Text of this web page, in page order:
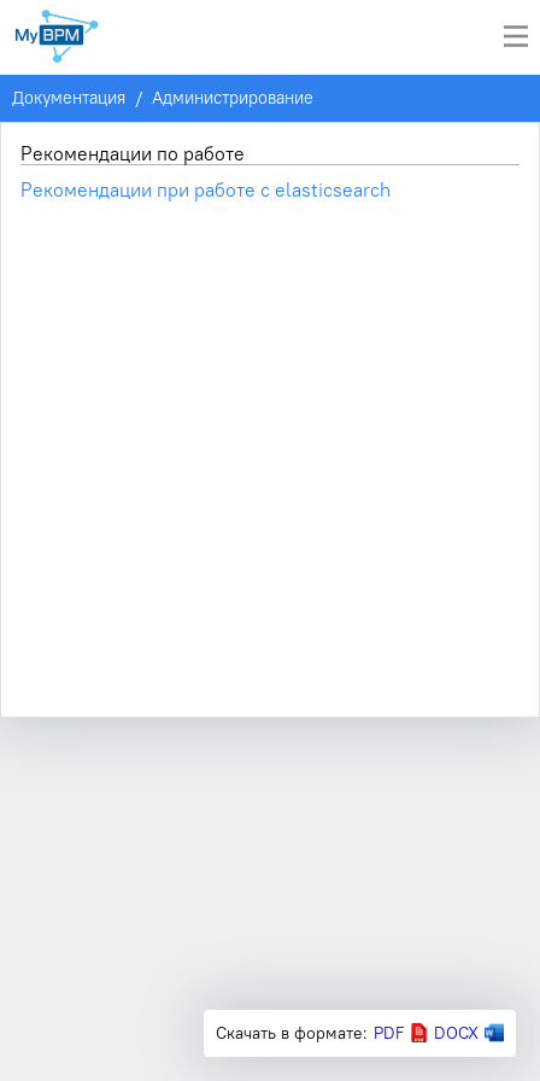
Документация / Администрирование
Скачать в формате: PDF DOCX
Рекомендации по работе
Рекомендации при работе с elasticsearch